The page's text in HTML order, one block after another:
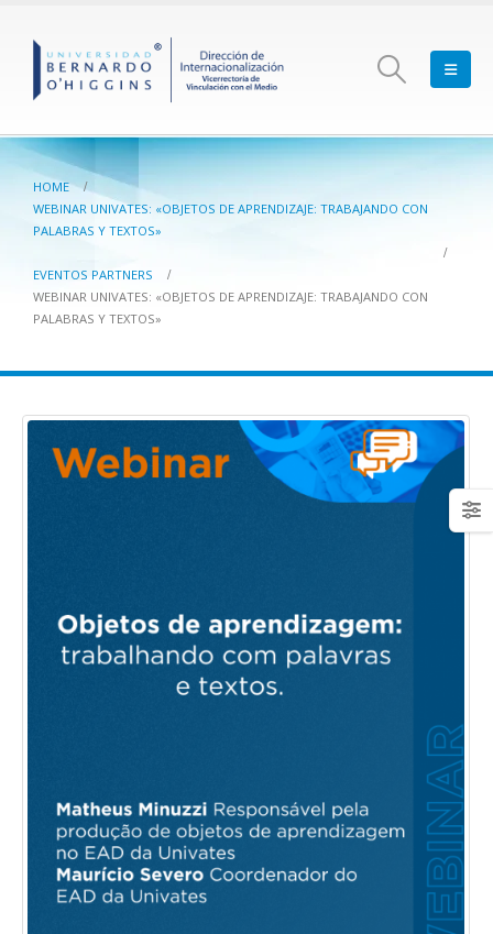
HOME
WEBINAR UNIVATES: «OBJETOS DE APRENDIZAJE: TRABAJANDO CON
PALABRAS Y TEXTOS»
EVENTOS PARTNERS
WEBINAR UNIVATES: «OBJETOS DE APRENDIZAJE: TRABAJANDO CON
PALABRAS Y TEXTOS»